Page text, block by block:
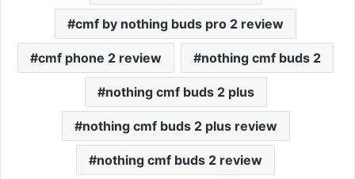
cmf by nothing buds pro 2 review
cmf phone 2 review nothing cmf buds 2
nothing cmf buds 2 plus
nothing cmf buds 2 plus review
nothing cmf buds 2 review